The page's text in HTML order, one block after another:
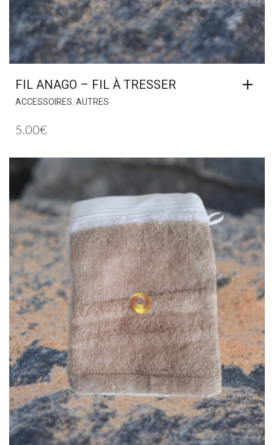
FIL ANAGO – FIL À TRESSER
ACCESSOIRES, AUTRES
5.00€